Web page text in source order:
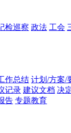
检巡察 政法 工会
作总结 计划/方案/
记录 建议文档 决
告 专题教育